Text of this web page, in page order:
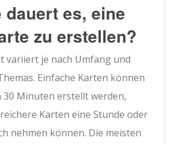
dauert es, eine
zu erstellen?
variiert je nach Umfang und
Einfache Karten können
Minuten erstellt werden,
Karten eine Stunde oder
nehmen können. Die meisten